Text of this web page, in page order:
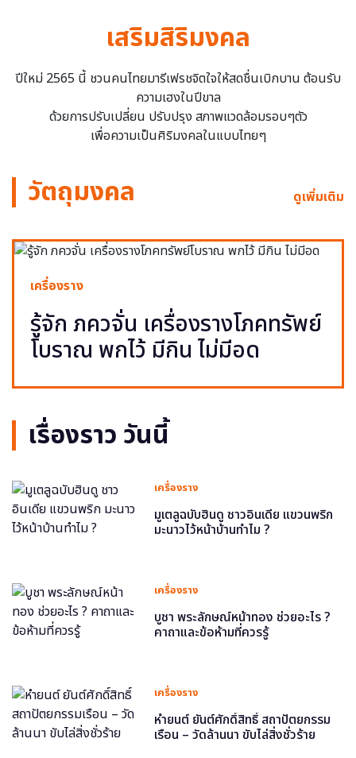
เสริมสิริมงคล
ปีใหม่ 2565 นี้ ชวนคนไทยมารีเฟรชจิตใจให้สดชื่นเบิกบาน ต้อนรับ
ความเฮงในปีขาล
ด้วยการปรับเปลี่ยน ปรับปรุง สภาพแวดล้อมรอบๆตัว
เพื่อความเป็นศิริมงคลในแบบไทยๆ
วัตถุมงคล ดูเพิ่มเติม
เครื่องราง
รู้จัก ภควจั่น เครื่องรางโภคทรัพย์
โบราณ พกไว้ มีกิน ไม่มีอด
เรื่องราว วันนี้
เครื่องราง
มูเตลูฉบับฮินดู ชาวอินเดีย แขวนพริก
มะนาวไว้หน้าบ้านทำไม ?
เครื่องราง
บูชา พระลักษณ์หน้าทอง ช่วยอะไร ?
คาถาและข้อห้ามที่ควรรู้
เครื่องราง
หำยนต์ ยันต์ศักดิ์สิทธิ์ สถาปัตยกรรม
เรือน – วัดล้านนา ขับไล่สิ่งชั่วร้าย